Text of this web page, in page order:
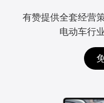
有赞提供全套经营
电动车行